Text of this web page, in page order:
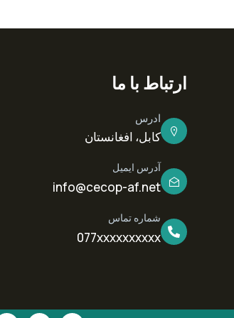
ارتباط با ما
ادرس
کابل، افغانستان
آدرس ایمیل
info@cecop-af.net
شماره تماس
077xxxxxxxxxx